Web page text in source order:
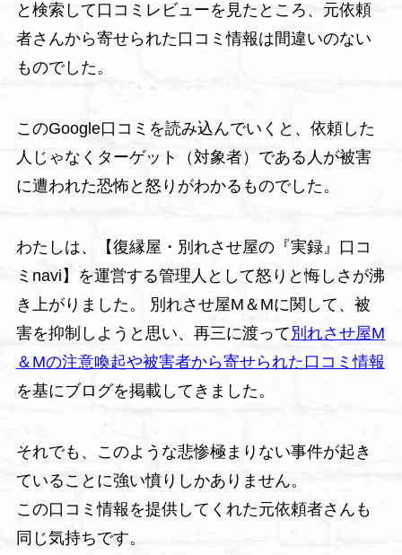
と検索して口コミレビューを見たところ、元依頼
者さんから寄せられた口コミ情報は間違いのない
ものでした。
このGoogle口コミを読み込んでいくと、依頼した
人じゃなくターゲット（対象者）である人が被害
に遭われた恐怖と怒りがわかるものでした。
わたしは、【復縁屋・別れさせ屋の『実録』口コ
ミnavi】を運営する管理人として怒りと悔しさが沸
き上がりました。 別れさせ屋M＆Mに関して、被
害を抑制しようと思い、再三に渡って 別れさせ屋M
＆Mの注意喚起や被害者から寄せられた口コミ情報
を基にブログを掲載してきました。
それでも、このような悲惨極まりない事件が起き
ていることに強い憤りしかありません。
この口コミ情報を提供してくれた元依頼者さんも
同じ気持ちです。